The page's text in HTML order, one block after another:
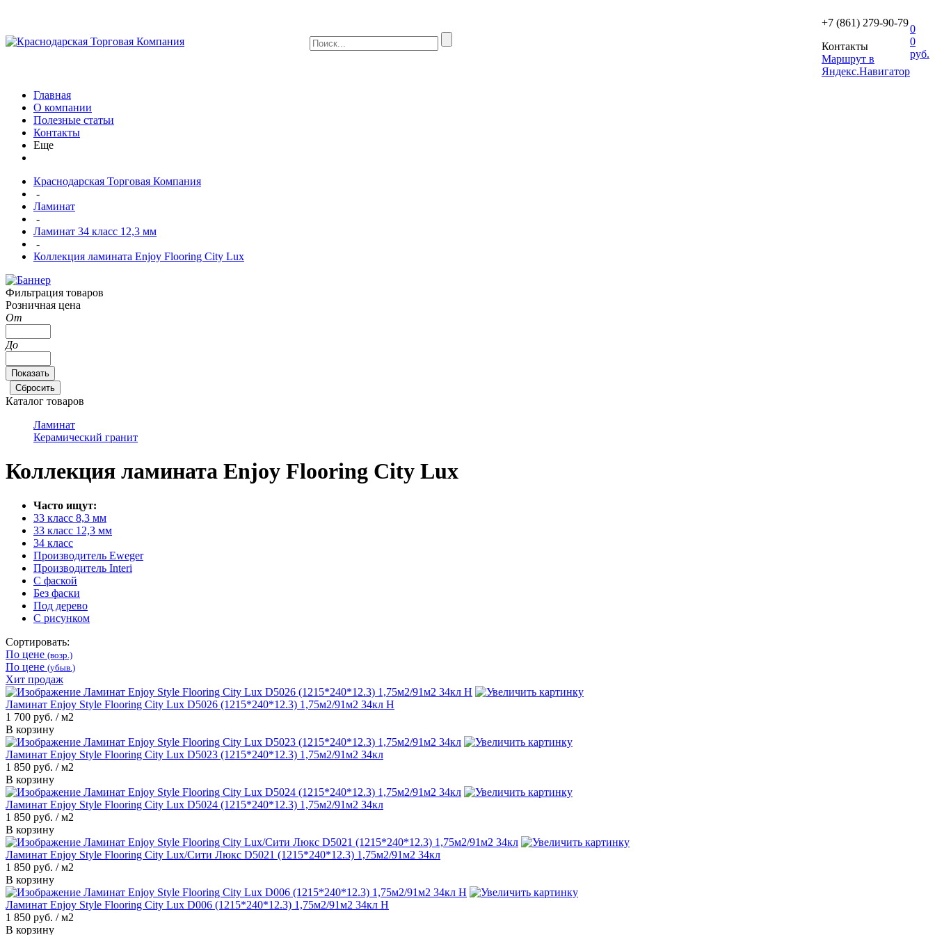
+7 (861) 279-90-79
Контакты
Маршрут в
Яндекс.Навигатор
0
0
руб.
Главная
О компании
Полезные статьи
Контакты
Еще
Краснодарская Торговая Компания
-
Ламинат
-
Ламинат 34 класс 12,3 мм
-
Коллекция ламината Enjoy Flooring City Lux
Фильтрация товаров
Розничная цена
От
До
Каталог товаров
Ламинат
Керамический гранит
Коллекция ламината Enjoy Flooring City Lux
Часто ищут:
33 класс 8,3 мм
33 класс 12,3 мм
34 класс
Производитель Eweger
Производитель Interi
С фаской
Без фаски
Под дерево
С рисунком
Сортировать:
По цене (возр.)
По цене (убыв.)
Хит продаж
Ламинат Enjoy Style Flooring City Lux D5026 (1215*240*12.3) 1,75м2/91м2 34кл Н
1 700 руб. / м2
В корзину
Ламинат Enjoy Style Flooring City Lux D5023 (1215*240*12.3) 1,75м2/91м2 34кл
1 850 руб. / м2
В корзину
Ламинат Enjoy Style Flooring City Lux D5024 (1215*240*12.3) 1,75м2/91м2 34кл
1 850 руб. / м2
В корзину
Ламинат Enjoy Style Flooring City Lux/Сити Люкс D5021 (1215*240*12.3) 1,75м2/91м2 34кл
1 850 руб. / м2
В корзину
Ламинат Enjoy Style Flooring City Lux D006 (1215*240*12.3) 1,75м2/91м2 34кл Н
1 850 руб. / м2
В корзину